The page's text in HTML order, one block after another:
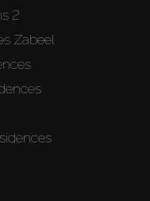
2
Zabeel